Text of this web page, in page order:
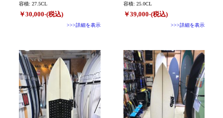
容積: 27.5CL
￥30,000-(税込)
>>>詳細を表示
容積: 25.0CL
￥39,000-(税込)
>>>詳細を表示